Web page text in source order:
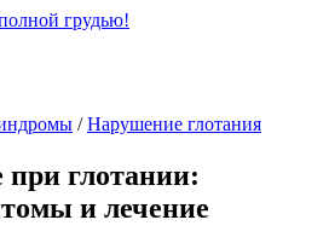
грудью!
/ Нарушение глотания
глотании:
и лечение